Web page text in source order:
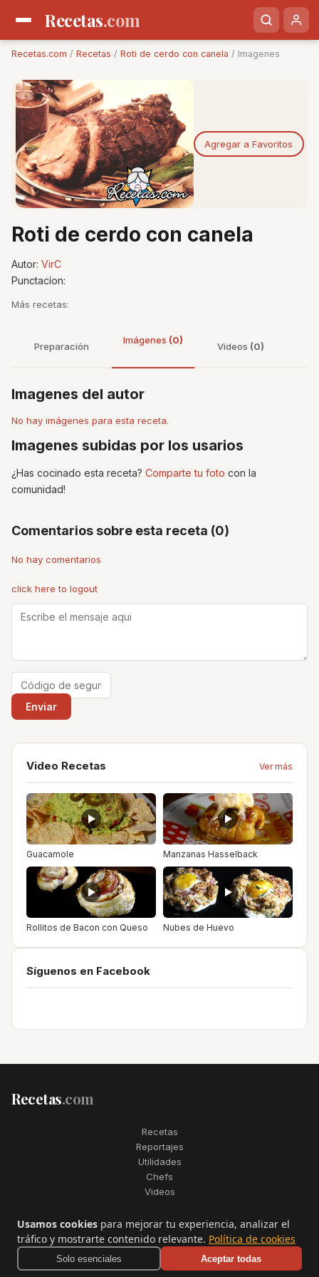
Recetas.com
Recetas.com / Recetas / Roti de cerdo con canela / Imagenes
Agregar a Favoritos
Roti de cerdo con canela
Autor: VirC
Punctacíon:
Más recetas:
Preparación
Imágenes (0)
Videos (0)
Imagenes del autor
No hay imágenes para esta receta.
Imagenes subidas por los usarios
¿Has cocinado esta receta? Comparte tu foto con la
comunidad!
Comentarios sobre esta receta (0)
No hay comentarios
click here to logout
Video Recetas Ver más
Guacamole Manzanas Hasselback
Rollitos de Bacon con Queso Nubes de Huevo
Síguenos en Facebook
Recetas.com
Recetas
Reportajes
Utilidades
Chefs
Videos
2006–2026. Todos los derechos reservados. Recetas.com es una
marca registrada de Telfo Networks S.L.
Aviso legal·Condiciones de uso·Contactar
Usamos cookies para mejorar tu experiencia, analizar el
tráfico y mostrarte contenido relevante. Política de cookies
Solo esenciales Aceptar todas